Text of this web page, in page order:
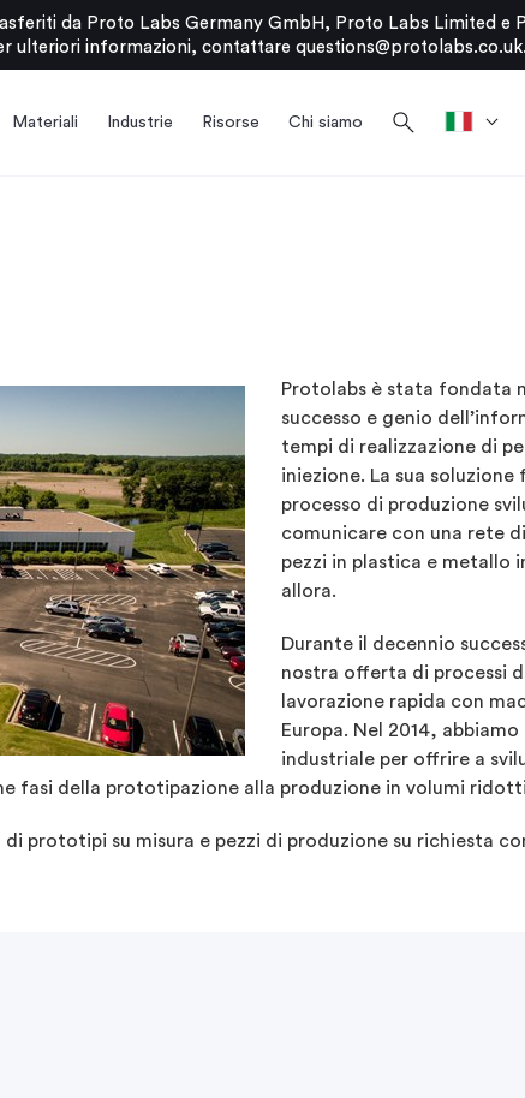
da Proto Labs Germany GmbH, Proto Labs Limited e
ulteriori informazioni, contattare questions@protolabs.co.uk.
Materiali Industrie Risorse Chi siamo search
Protolabs è stata fondata
successo e genio
tempi di realizzazione di
iniezione. La sua
processo di produzione
comunicare con una rete
pezzi in plastica e metallo
allora.
Durante il decennio
nostra offerta di processi
lavorazione rapida con
Europa. Nel 2014,
industriale per offrire a
fasi della prototipazione alla produzione in volumi
prototipi su misura e pezzi di produzione su richiesta